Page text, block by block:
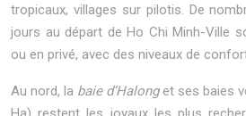
tropicaux, villages sur pilotis. De
jours au départ de Ho Chi Minh-Ville
ou en privé, avec des niveaux de
Au nord, la baie d’Halonget ses baies